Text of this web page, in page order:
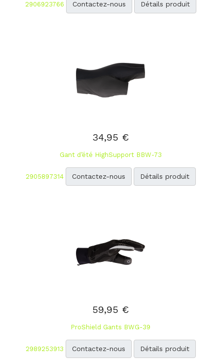
2906923766 Contactez-nous Détails produit
34,95 €
Gant d’été HighSupport BBW-73
2905897314 Contactez-nous Détails produit
59,95 €
ProShield Gants BWG-39
2989253913 Contactez-nous Détails produit